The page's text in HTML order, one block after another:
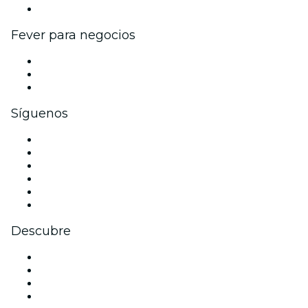
Fever para negocios
Síguenos
Descubre